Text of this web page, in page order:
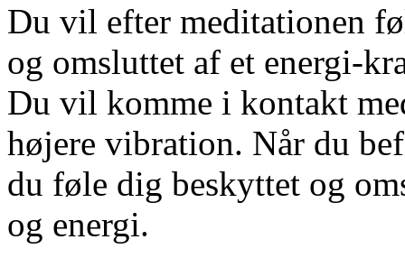
Du vil efter meditationen
og omsluttet af et energi-
Du vil komme i kontakt
højere vibration. Når du
du føle dig beskyttet og
og energi.